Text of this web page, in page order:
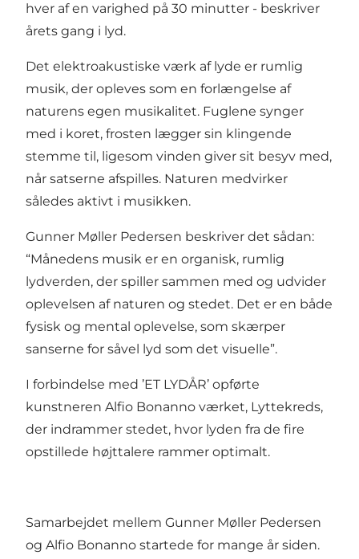
hver af en varighed på 30 minutter - beskriver
årets gang i lyd.
Det elektroakustiske værk af lyde er rumlig
musik, der opleves som en forlængelse af
naturens egen musikalitet. Fuglene synger
med i koret, frosten lægger sin klingende
stemme til, ligesom vinden giver sit besyv med,
når satserne afspilles. Naturen medvirker
således aktivt i musikken.
Gunner Møller Pedersen beskriver det sådan:
“Månedens musik er en organisk, rumlig
lydverden, der spiller sammen med og udvider
oplevelsen af naturen og stedet. Det er en både
fysisk og mental oplevelse, som skærper
sanserne for såvel lyd som det visuelle”.
I forbindelse med ’ET LYDÅR’ opførte
kunstneren Alfio Bonanno værket, Lyttekreds,
der indrammer stedet, hvor lyden fra de fire
opstillede højttalere rammer optimalt.
Samarbejdet mellem Gunner Møller Pedersen
og Alfio Bonanno startede for mange år siden.